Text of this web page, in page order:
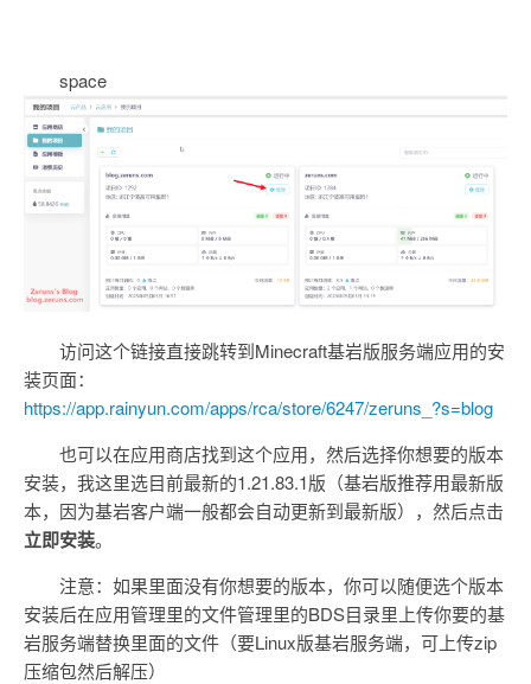
space
访问这个链接直接跳转到Minecraft基岩版服务端应用的安
装页面：
https://app.rainyun.com/apps/rca/store/6247/zeruns_?s=blog
也可以在应用商店找到这个应用，然后选择你想要的版本
安装，我这里选目前最新的1.21.83.1版（基岩版推荐用最新版
本，因为基岩客户端一般都会自动更新到最新版），然后点击
立即安装。
注意：如果里面没有你想要的版本，你可以随便选个版本
安装后在应用管理里的文件管理里的BDS目录里上传你要的基
岩服务端替换里面的文件（要Linux版基岩服务端，可上传zip
压缩包然后解压）